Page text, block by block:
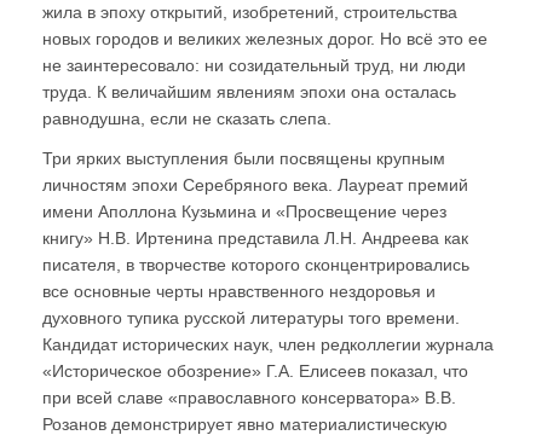
жила в эпоху открытий, изобретений, строительства
новых городов и великих железных дорог. Но всё это ее
не заинтересовало: ни созидательный труд, ни люди
труда. К величайшим явлениям эпохи она осталась
равнодушна, если не сказать слепа.
Три ярких выступления были посвящены крупным
личностям эпохи Серебряного века. Лауреат премий
имени Аполлона Кузьмина и «Просвещение через
книгу» Н.В. Иртенина представила Л.Н. Андреева как
писателя, в творчестве которого сконцентрировались
все основные черты нравственного нездоровья и
духовного тупика русской литературы того времени.
Кандидат исторических наук, член редколлегии журнала
«Историческое обозрение» Г.А. Елисеев показал, что
при всей славе «православного консерватора» В.В.
Розанов демонстрирует явно материалистическую